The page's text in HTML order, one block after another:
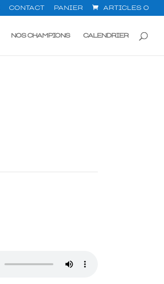
CONTACT PANIER ARTICLES 0
NOS CHAMPIONS CALENDRIER